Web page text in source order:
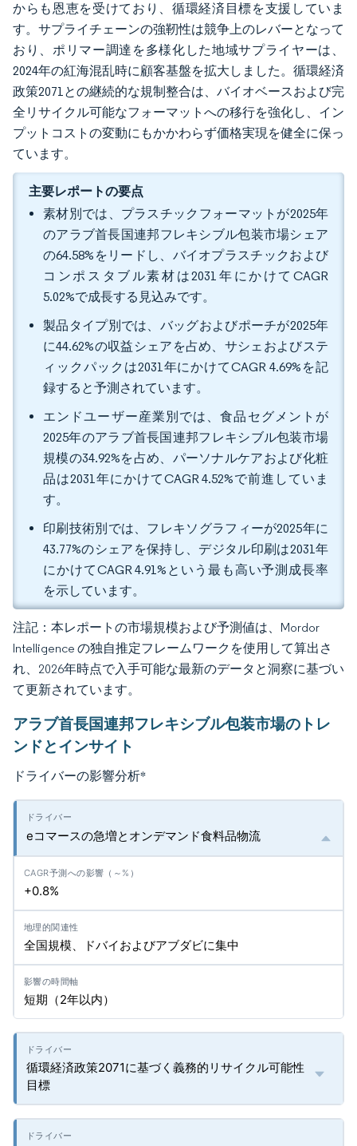
からも恩恵を受けており、循環経済目標を支援していま
す。サプライチェーンの強靭性は競争上のレバーとなって
おり、ポリマー調達を多様化した地域サプライヤーは、
2024年の紅海混乱時に顧客基盤を拡大しました。循環経済
政策2071との継続的な規制整合は、バイオベースおよび完
全リサイクル可能なフォーマットへの移行を強化し、イン
プットコストの変動にもかかわらず価格実現を健全に保っ
ています。
主要レポートの要点
素材別では、プラスチックフォーマットが2025年
のアラブ首長国連邦フレキシブル包装市場シェア
の64.58%をリードし、バイオプラスチックおよび
コンポスタブル素材は2031年にかけてCAGR
5.02%で成長する見込みです。
製品タイプ別では、バッグおよびポーチが2025年
に44.62%の収益シェアを占め、サシェおよびステ
ィックパックは2031年にかけてCAGR 4.69%を記
録すると予測されています。
エンドユーザー産業別では、食品セグメントが
2025年のアラブ首長国連邦フレキシブル包装市場
規模の34.92%を占め、パーソナルケアおよび化粧
品は2031年にかけてCAGR 4.52%で前進していま
す。
印刷技術別では、フレキソグラフィーが2025年に
43.77%のシェアを保持し、デジタル印刷は2031年
にかけてCAGR 4.91%という最も高い予測成長率
を示しています。
注記：本レポートの市場規模および予測値は、Mordor
Intelligence の独自推定フレームワークを使用して算出さ
れ、2026年時点で入手可能な最新のデータと洞察に基づい
て更新されています。
アラブ首長国連邦フレキシブル包装市場のトレ
ンドとインサイト
ドライバーの影響分析*
eコマースの急増とオンデマンド食料品物流
+0.8%
全国規模、ドバイおよびアブダビに集中
短期（2年以内）
循環経済政策2071に基づく義務的リサイクル可能性
目標